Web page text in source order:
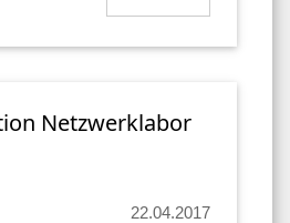
Netzwerklabor
22.04.2017